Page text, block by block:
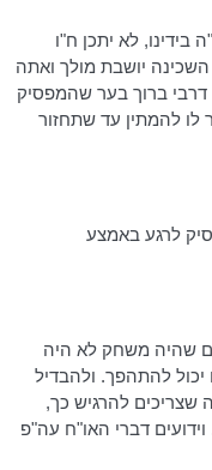
לא יתכן ח"ו
יושבת מולך ואתה
ברוך בער שהמפסיק
לו להמתין עד שתחזור
לרגע באמצע
שהיה משחק לא היה
להתהפך. ולהבדיל
שצריכים להרגיש כך,
דברי האו"ח עה"פ